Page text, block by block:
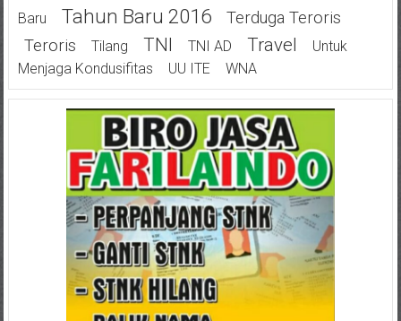
Baru
Tahun Baru 2016
Terduga Teroris
Teroris
Tilang TNI TNI AD Travel
Untuk
Menjaga Kondusifitas
UU ITE WNA